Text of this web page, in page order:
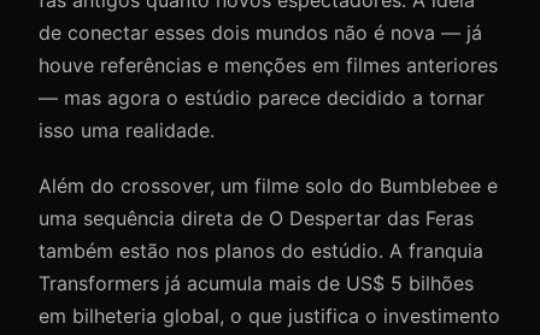
de conectar esses dois mundos não é nova — já
houve referências e menções em filmes anteriores
— mas agora o estúdio parece decidido a tornar
isso uma realidade.
Além do crossover, um filme solo do Bumblebee e
uma sequência direta de O Despertar das Feras
também estão nos planos do estúdio. A franquia
Transformers já acumula mais de US$ 5 bilhões
em bilheteria global, o que justifica o investimento